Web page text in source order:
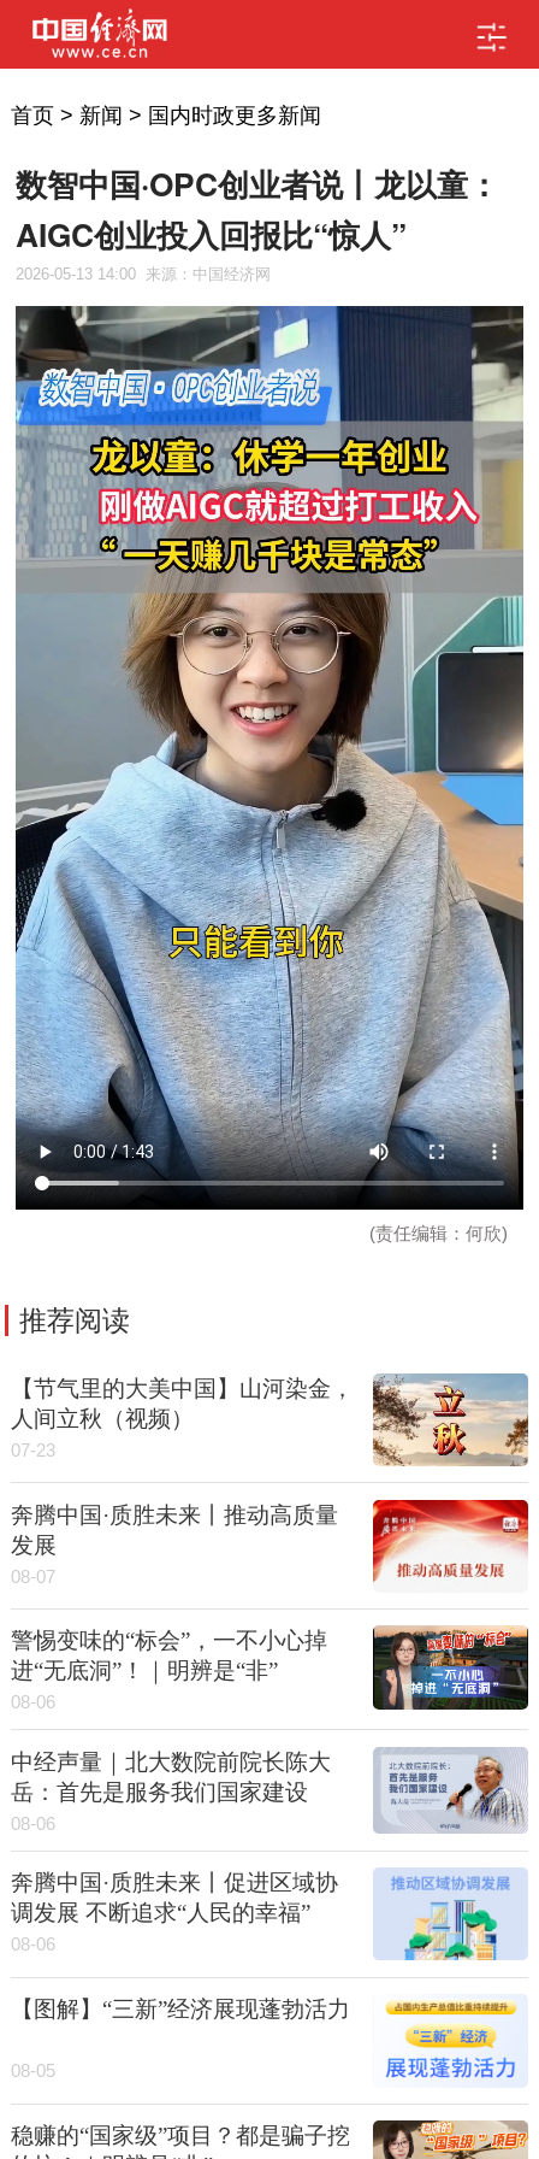
首页> 新闻 > 国内时政更多新闻
数智中国·OPC创业者说丨龙以童：
AIGC创业投入回报比“惊人”
2026-05-13 14:00 来源：中国经济网
(责任编辑：何欣)
推荐阅读
【节气里的大美中国】山河染金，
人间立秋（视频）
07-23
奔腾中国·质胜未来丨推动高质量
发展
08-07
警惕变味的“标会”，一不小心掉
进“无底洞”！｜明辨是“非”
08-06
中经声量｜北大数院前院长陈大
岳：首先是服务我们国家建设
08-06
奔腾中国·质胜未来丨促进区域协
调发展 不断追求“人民的幸福”
08-06
【图解】“三新”经济展现蓬勃活力
08-05
稳赚的“国家级”项目？都是骗子挖